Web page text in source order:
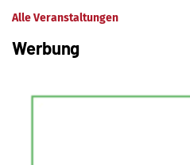
Alle Veranstaltungen
Werbung